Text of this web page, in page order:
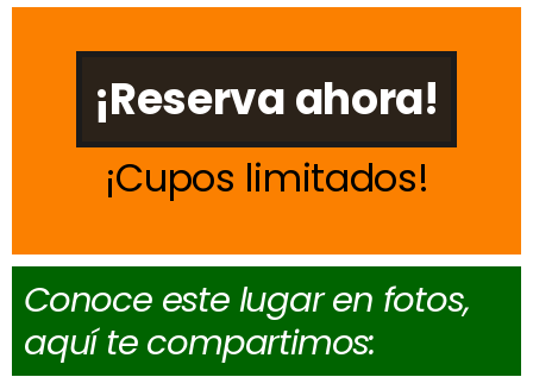
¡Reserva ahora!
Cupos limitados
Conoce este lugar en fotos,
aquí te compartimos: